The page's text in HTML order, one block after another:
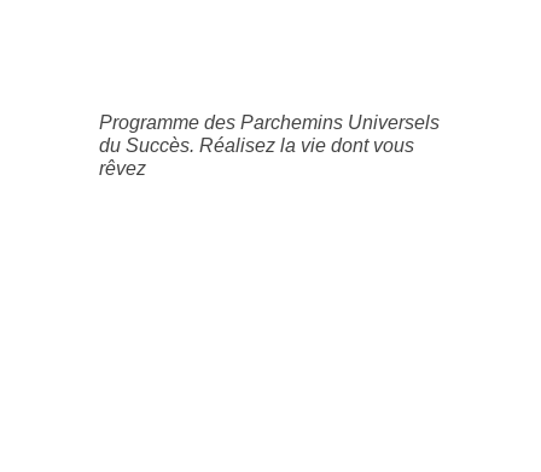
Programme des Parchemins Universels
du Succès. Réalisez la vie dont vous
rêvez